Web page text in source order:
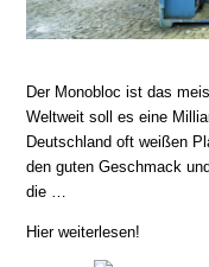
Der Monobloc ist das
Weltweit soll es eine
Deutschland oft weißen
den guten Geschmack
die …
Hier weiterlesen!